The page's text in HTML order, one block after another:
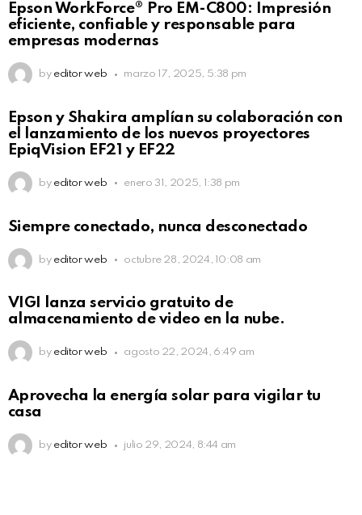
Epson WorkForce® Pro EM-C800: Impresión
eficiente, confiable y responsable para
empresas modernas
by editor web marzo 17, 2025, 5:38 pm
Epson y Shakira amplían su colaboración con
el lanzamiento de los nuevos proyectores
EpiqVision EF21 y EF22
by editor web enero 31, 2025, 1:38 pm
Siempre conectado, nunca desconectado
by editor web octubre 28, 2024, 10:08 am
VIGI lanza servicio gratuito de
almacenamiento de video en la nube.
by editor web agosto 22, 2024, 6:49 am
Aprovecha la energía solar para vigilar tu
casa
by editor web julio 29, 2024, 8:44 am